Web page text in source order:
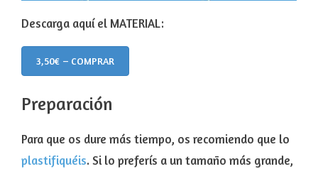
Descarga aquí el MATERIAL:
3,50€ – COMPRAR
Preparación
Para que os dure más tiempo, os recomiendo que lo
plastifiquéis. Si lo preferís a un tamaño más grande,